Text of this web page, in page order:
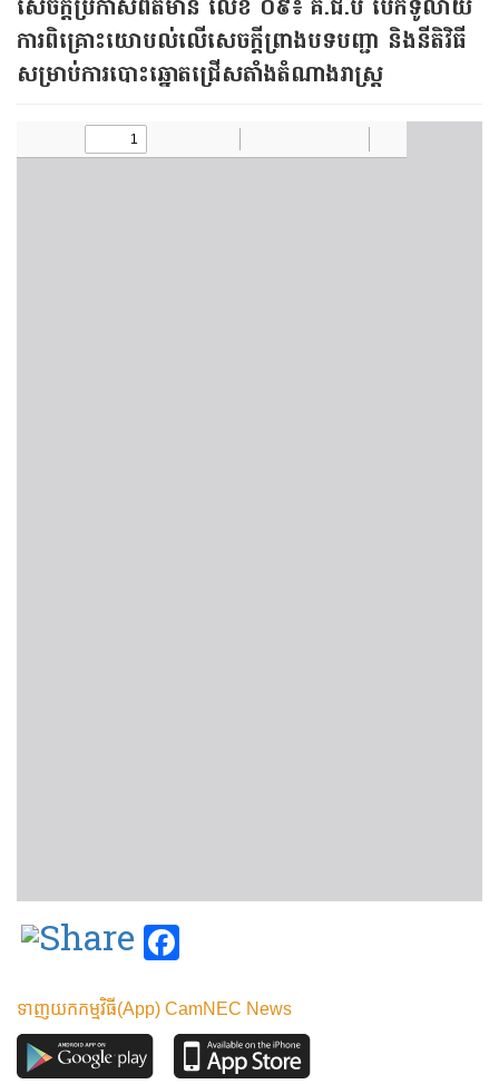
សេចក្តីប្រកាសព័ត៌មាន លេខ ០៩​៖​ គ.ជ.ប បើកទូលាយ
ការពិគ្រោះយោបល់លើសេចក្ដីព្រាងបទបញ្ជា និងនីតិវិធី
សម្រាប់ការបោះឆ្នោតជ្រើសតាំងតំណាងរាស្រ្ត
ទាញយកកម្មវិធី(App) CamNEC News